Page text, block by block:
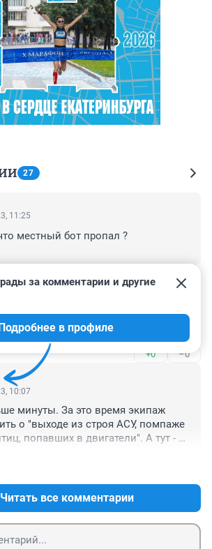
27
11:25
местный бот пропал ?
–0
месть, сами знаете кого
+0 –0
за комментарии и другие
Подробнее в профиле
10:07
минуты. За это время экипаж
о "выходе из строя АСУ, помпаже
попавших в двигатели". А тут -
Читать все комментарии